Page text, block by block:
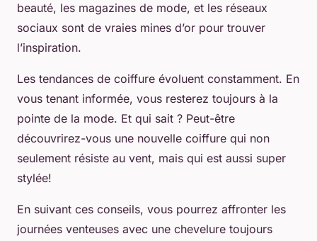
beauté, les magazines de mode, et les réseaux
sociaux sont de vraies mines d’or pour trouver
l’inspiration.
Les tendances de coiffure évoluent constamment. En
vous tenant informée, vous resterez toujours à la
pointe de la mode. Et qui sait ? Peut-être
découvrirez-vous une nouvelle coiffure qui non
seulement résiste au vent, mais qui est aussi super
stylée!
En suivant ces conseils, vous pourrez affronter les
journées venteuses avec une chevelure toujours